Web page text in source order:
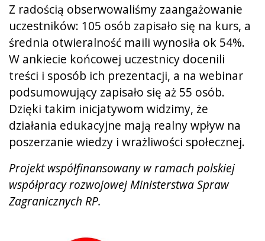
Z radością obserwowaliśmy zaangażowanie
uczestników: 105 osób zapisało się na kurs, a
średnia otwieralność maili wynosiła ok 54%.
W ankiecie końcowej uczestnicy docenili
treści i sposób ich prezentacji, a na webinar
podsumowujący zapisało się aż 55 osób.
Dzięki takim inicjatywom widzimy, że
działania edukacyjne mają realny wpływ na
poszerzanie wiedzy i wrażliwości społecznej.
Projekt współfinansowany w ramach polskiej
współpracy rozwojowej Ministerstwa Spraw
Zagranicznych RP.